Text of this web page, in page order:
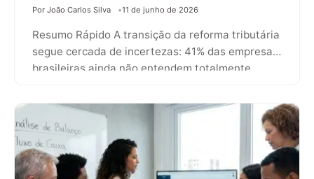
Por João Carlos Silva 11 de junho de 2026
Resumo Rápido A transição da reforma tributária
segue cercada de incertezas: 41% das empresas
brasileiras ainda não entendem totalmente